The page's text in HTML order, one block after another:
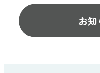
お